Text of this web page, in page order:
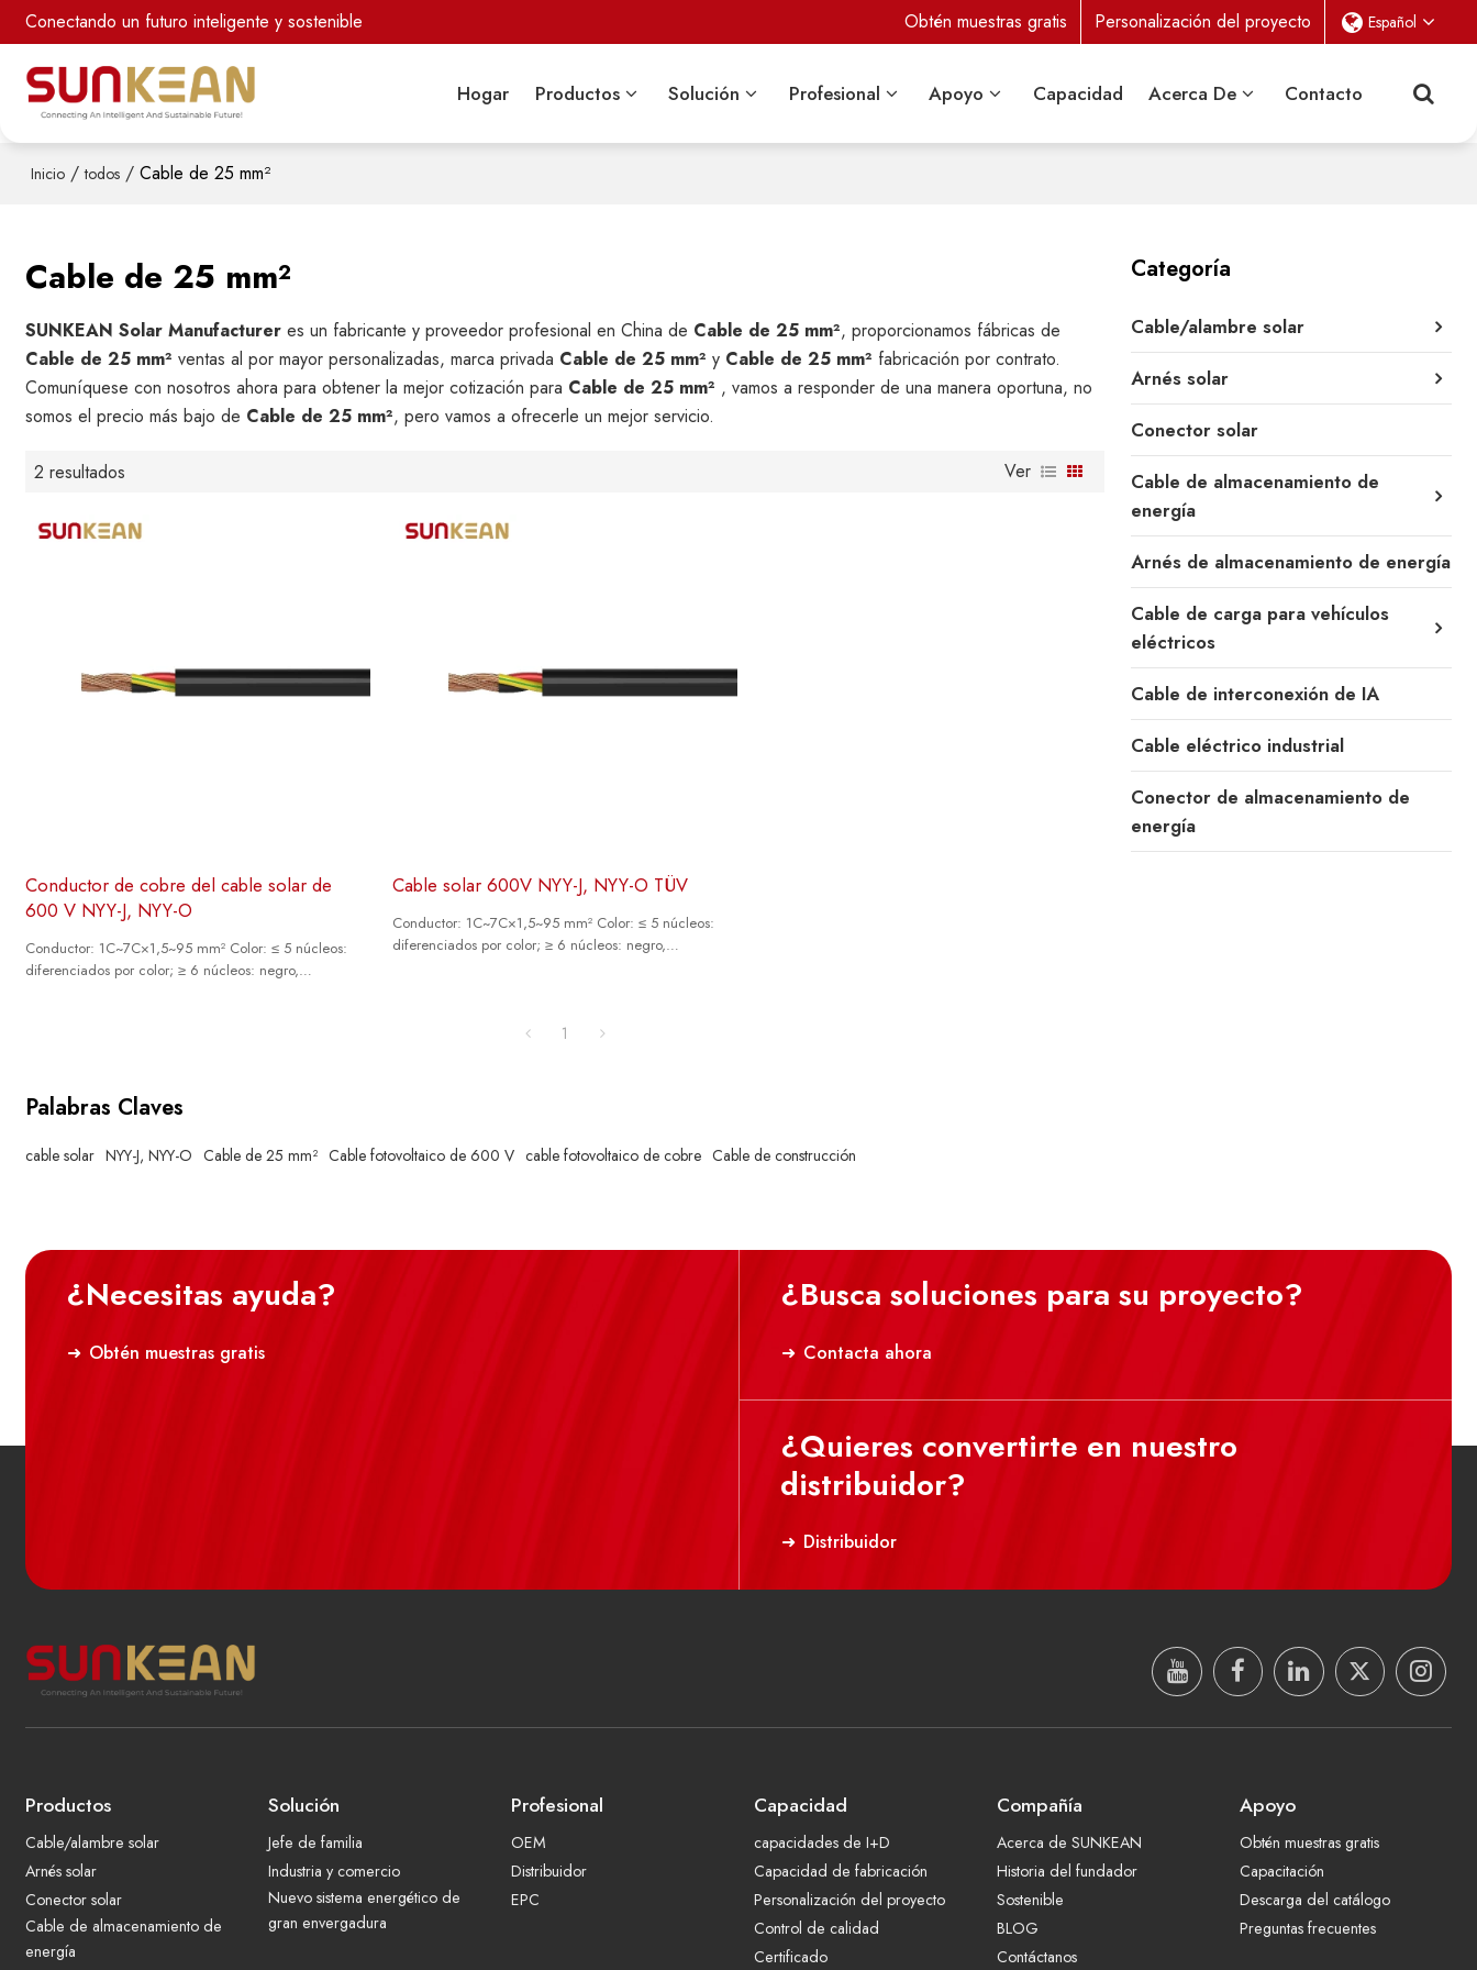
Conectando un futuro inteligente y sostenible Obtén muestras gratis Personalización del proyecto Español
Hogar Productos Solución Profesional Apoyo Capacidad Acerca De Contacto
Inicio / todos / Cable de 25 mm²
Cable de 25 mm²
SUNKEAN Solar Manufacturer es un fabricante y proveedor profesional en China de Cable de 25 mm², proporcionamos fábricas de
Cable de 25 mm² ventas al por mayor personalizadas, marca privada Cable de 25 mm² y Cable de 25 mm² fabricación por contrato.
Comuníquese con nosotros ahora para obtener la mejor cotización para Cable de 25 mm² , vamos a responder de una manera oportuna, no
somos el precio más bajo de Cable de 25 mm², pero vamos a ofrecerle un mejor servicio.
2 resultados Ver
Conductor de cobre del cable solar de
600 V NYY-J, NYY-O
Conductor: 1C~7C×1,5~95 mm² Color: ≤ 5 núcleos:
diferenciados por color; ≥ 6 núcleos: negro,
Cable solar 600V NYY-J, NYY-O TÜV
Conductor: 1C~7C×1,5~95 mm² Color: ≤ 5 núcleos:
diferenciados por color; ≥ 6 núcleos: negro,
1
Palabras Claves
cable solar NYY-J, NYY-O Cable de 25 mm² Cable fotovoltaico de 600 V cable fotovoltaico de cobre Cable de construcción
Categoría
Cable/alambre solar
Arnés solar
Conector solar
Cable de almacenamiento de
energía
Arnés de almacenamiento de energía
Cable de carga para vehículos
eléctricos
Cable de interconexión de IA
Cable eléctrico industrial
Conector de almacenamiento de
energía
¿Necesitas ayuda?
Obtén muestras gratis
¿Busca soluciones para su proyecto?
Contacta ahora
¿Quieres convertirte en nuestro
distribuidor?
Distribuidor
Productos
Cable/alambre solar
Arnés solar
Conector solar
Cable de almacenamiento de
energía
Solución
Jefe de familia
Industria y comercio
Nuevo sistema energético de
gran envergadura
Profesional
OEM
Distribuidor
EPC
Capacidad
capacidades de I+D
Capacidad de fabricación
Personalización del proyecto
Control de calidad
Certificado
Compañía
Acerca de SUNKEAN
Historia del fundador
Sostenible
BLOG
Contáctanos
Apoyo
Obtén muestras gratis
Capacitación
Descarga del catálogo
Preguntas frecuentes